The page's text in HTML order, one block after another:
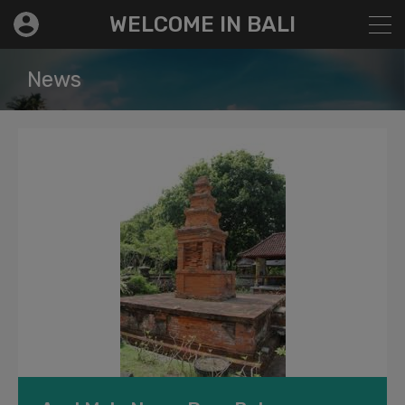
WELCOME IN BALI
News